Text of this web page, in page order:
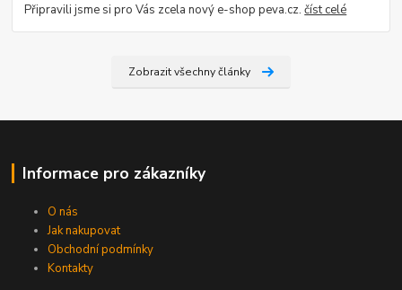
Připravili jsme si pro Vás zcela nový e-shop peva.cz.číst celé
Zobrazit všechny články
Informace pro zákazníky
O nás
Jak nakupovat
Obchodní podmínky
Kontakty